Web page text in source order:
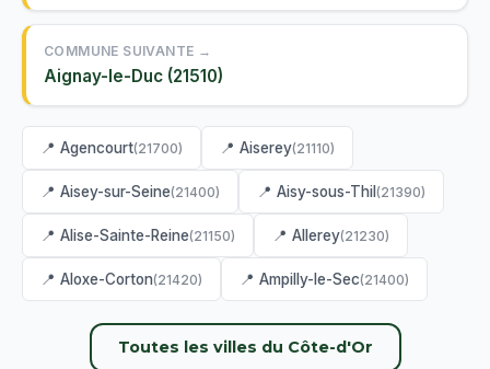
COMMUNE SUIVANTE →
Aignay-le-Duc (21510)
📍 Agencourt(21700) 📍 Aiserey(21110)
📍 Aisey-sur-Seine(21400) 📍 Aisy-sous-Thil (21390)
📍 Alise-Sainte-Reine(21150) 📍 Allerey(21230)
📍 Aloxe-Corton(21420) 📍 Ampilly-le-Sec(21400)
Toutes les villes du Côte-d'Or